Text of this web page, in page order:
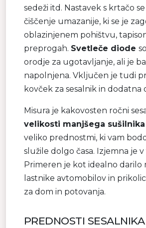
sedeži itd. Nastavek s krtačo
čiščenje umazanije, ki se je
oblazinjenem pohištvu,
preprogah. Svetleče diode
orodje za ugotavljanje, ali je
napolnjena. Vključen je tudi
kovček za sesalnik in dodatna
Misura je kakovosten ročni
velikosti manjšega sušilnika
veliko prednostmi, ki vam
služile dolgo časa. Izjemna je
Primeren je kot idealno darilo
lastnike avtomobilov in
za dom in potovanja.
PREDNOSTI